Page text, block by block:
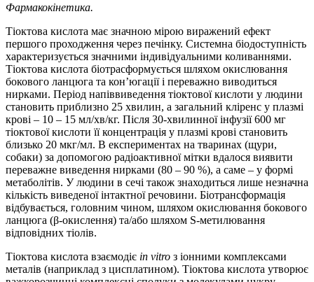
Фармакокінетика.
Тіоктова кислота має значною мірою виражений ефект
першого проходження через печінку. Системна біодоступність
характеризується значними індивідуальними коливаннями.
Тіоктова кислота біотрасформується шляхом окислювання
бокового ланцюга та кон’югації і переважно виводиться
нирками. Період напіввиведення тіоктової кислоти у людини
становить приблизно 25 хвилин, а загальний кліренс у плазмі
крові – 10 – 15 мл/хв/кг. Після 30-хвилинної інфузії 600 мг
тіоктової кислоти її концентрація у плазмі крові становить
близько 20 мкг/мл. В експериментах на тваринах (щури,
собаки) за допомогою радіоактивної мітки вдалося виявити
переважне виведення нирками (80 – 90 %), а саме – у формі
метаболітів. У людини в сечі також знаходиться лише незначна
кількість виведеної інтактної речовини. Біотрансформація
відбувається, головним чином, шляхом окислювання бокового
ланцюга (β-окислення) та/або шляхом S-метилювання
відповідних тіолів.
Тіоктова кислота взаємодіє in vitro з іонними комплексами
металів (наприклад з цисплатином). Тіоктова кислота утворює